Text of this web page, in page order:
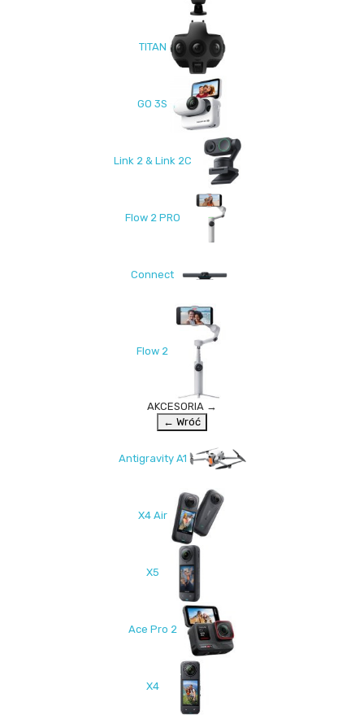
TITAN
GO 3S
Link 2 & Link 2C
Flow 2 PRO
Connect
Flow 2
AKCESORIA →
← Wróć
Antigravity A1
X4 Air
X5
Ace Pro 2
X4